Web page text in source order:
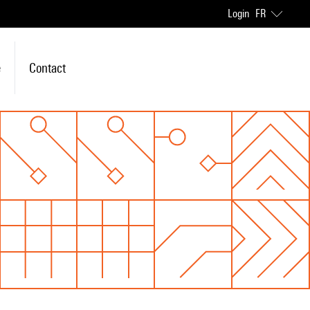
Login FR
Contact